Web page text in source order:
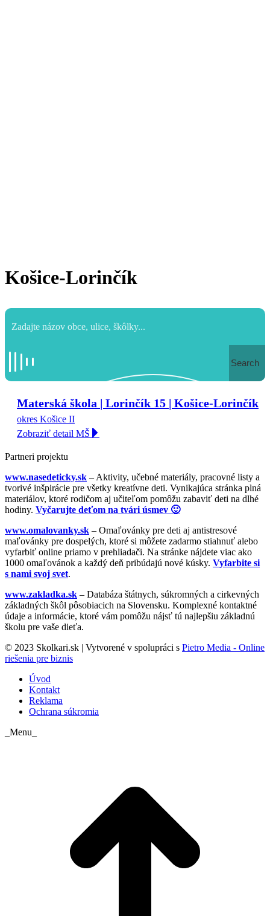
Košice-Lorinčík
Search
Materská škola | Lorinčík 15 | Košice-Lorinčík
okres Košice II
Zobraziť detail MŠ
Partneri projektu
www.nasedeticky.sk – Aktivity, učebné materiály, pracovné listy a
tvorivé inšpirácie pre všetky kreatívne deti. Vynikajúca stránka plná
materiálov, ktoré rodičom aj učiteľom pomôžu zabaviť deti na dlhé
hodiny. Vyčarujte deťom na tvári úsmev 🙂
www.omalovanky.sk – Omaľovánky pre deti aj antistresové
maľovánky pre dospelých, ktoré si môžete zadarmo stiahnuť alebo
vyfarbiť online priamo v prehliadači. Na stránke nájdete viac ako
1000 omaľovánok a každý deň pribúdajú nové kúsky. Vyfarbite si
s nami svoj svet.
www.zakladka.sk – Databáza štátnych, súkromných a cirkevných
základných škôl pôsobiacich na Slovensku. Komplexné kontaktné
údaje a informácie, ktoré vám pomôžu nájsť tú najlepšiu základnú
školu pre vaše dieťa.
© 2023 Skolkari.sk | Vytvorené v spolupráci s Pietro Media - Online
riešenia pre biznis
Úvod
Kontakt
Reklama
Ochrana súkromia
_Menu_